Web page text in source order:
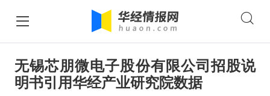
无锡芯朋微电子股份有限公司招股说
明书引用华经产业研究院数据